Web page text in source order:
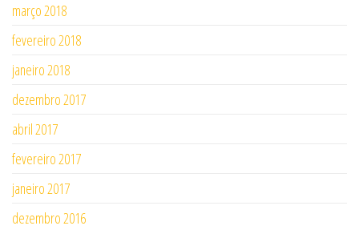
março 2018
fevereiro 2018
janeiro 2018
dezembro 2017
abril 2017
fevereiro 2017
janeiro 2017
dezembro 2016